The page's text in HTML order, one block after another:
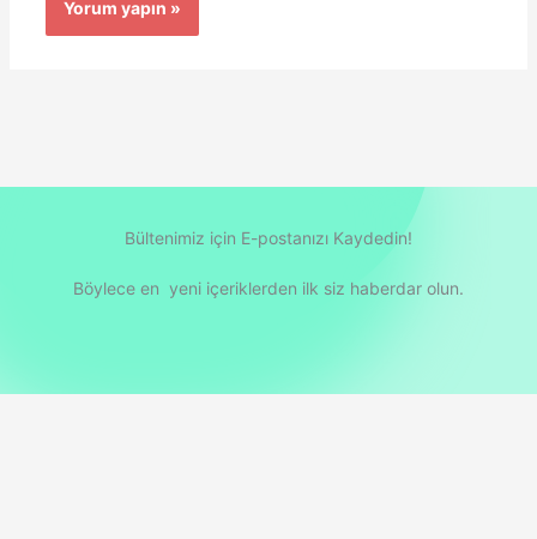
Bültenimiz için E-postanızı Kaydedin!
Böylece en yeni içeriklerden ilk siz haberdar olun.